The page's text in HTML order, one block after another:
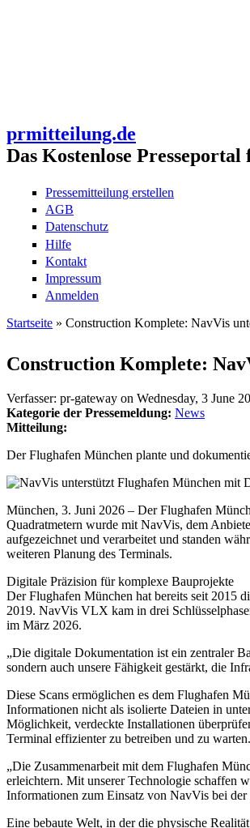
prmitteilung.de
Das Kostenlose
Pressemitteilung erstellen
AGB
Datenschutz
Hilfe
Kontakt
Impressum
Anmelden
Startseite » Construction Komplete: NavVis
Construction Komplete:
Verfasser: pr-gateway on Wednesday, 3 June
Kategorie der Pressemeldung: News
Mitteilung:
Der Flughafen München plante und
München, 3. Juni 2026 – Der Flughafen
Quadratmetern wurde mit NavVis, dem
aufgezeichnet und verarbeitet und standen
weiteren Planung des Terminals.
Digitale Präzision für komplexe Bauprojekte
Der Flughafen München hat bereits seit 2015
2019. NavVis VLX kam in drei
im März 2026.
„Die digitale Dokumentation ist ein zentraler
sondern auch unsere Fähigkeit gestärkt, die
Diese Scans ermöglichen es dem Flughafen
Informationen nicht als isolierte Dateien in
Möglichkeit, verdeckte Installationen
Terminal effizienter zu betreiben und zu warten.
„Die Zusammenarbeit mit dem Flughafen
erleichtern. Mit unserer Technologie schaffen
Informationen zum Einsatz von NavVis bei
Eine bebaute Welt, in der die physische